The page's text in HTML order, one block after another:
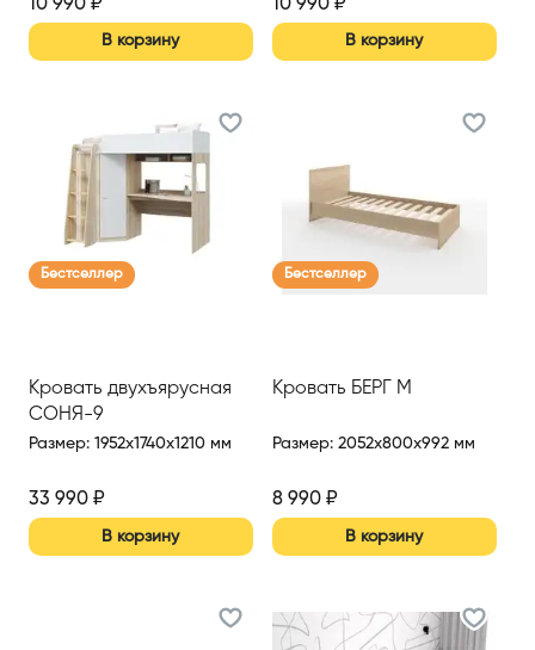
10 990 ₽
В корзину
10 990₽
В корзину
Бестселлер
Кровать двухъярусная
СОНЯ-9
Размер: 1952x1740x1210 мм
33 990 ₽
В корзину
Бестселлер
Кровать БЕРГ М
Размер: 2052x800x992 мм
8 990₽
В корзину